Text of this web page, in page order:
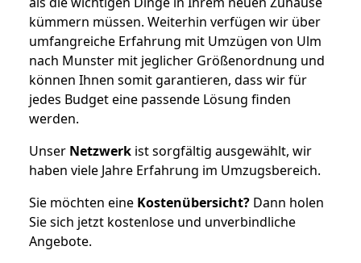
kümmern müssen. Weiterhin verfügen wir über
umfangreiche Erfahrung mit Umzügen von Ulm
nach Munster mit jeglicher Größenordnung und
können Ihnen somit garantieren, dass wir für
jedes Budget eine passende Lösung finden
werden.
Unser Netzwerk ist sorgfältig ausgewählt, wir
haben viele Jahre Erfahrung im Umzugsbereich.
Sie möchten eine Kostenübersicht? Dann holen
Sie sich jetzt kostenlose und unverbindliche
Angebote.